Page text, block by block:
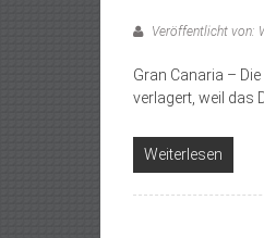
Veröffentlicht von:
Gran Canaria –
verlagert, weil das
Weiterlesen